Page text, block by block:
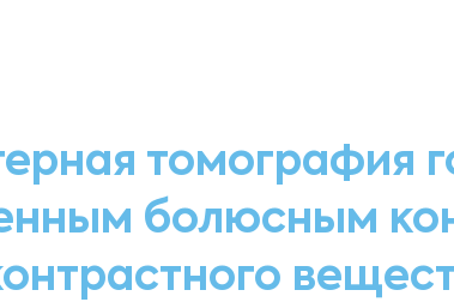
томография
болюсным